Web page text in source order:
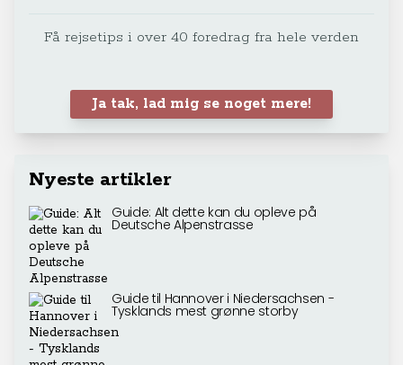
Få rejsetips i over 40 foredrag fra hele verden
Ja tak, lad mig se noget mere!
Nyeste artikler
Guide: Alt dette kan du opleve på
Deutsche Alpenstrasse
Guide til Hannover i Niedersachsen -
Tysklands mest grønne storby